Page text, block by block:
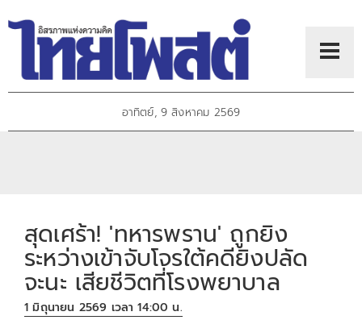
อาทิตย์, 9 สิงหาคม 2569
สุดเศร้า! 'ทหารพราน' ถูกยิง
ระหว่างเข้าจับโจรใต้คดียิงปลัด
จะนะ เสียชีวิตที่โรงพยาบาล
1 มิถุนายน 2569 เวลา 14:00 น.